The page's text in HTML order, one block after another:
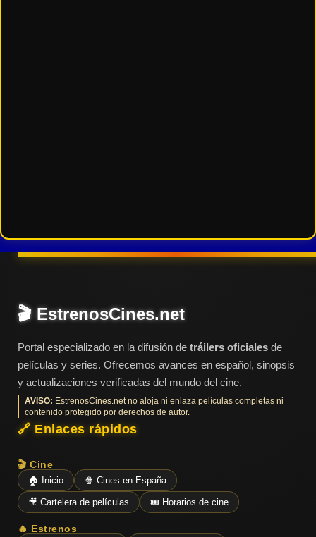
🎬 EstrenosCines.net
Portal especializado en la difusión de tráilers oficiales de
películas y series. Ofrecemos avances en español, sinopsis
y actualizaciones verificadas del mundo del cine.
AVISO: EstrenosCines.net no aloja ni enlaza películas completas ni
contenido protegido por derechos de autor.
🔗 Enlaces rápidos
🎬 Cine
🏠 Inicio 🍿 Cines en España
🎥 Cartelera de películas 🎟️ Horarios de cine
🔥 Estrenos